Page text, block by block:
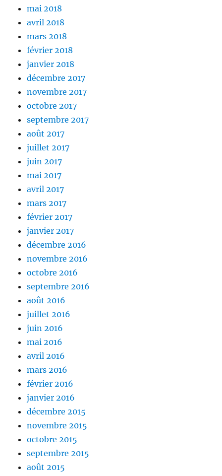
mai 2018
avril 2018
mars 2018
février 2018
janvier 2018
décembre 2017
novembre 2017
octobre 2017
septembre 2017
août 2017
juillet 2017
juin 2017
mai 2017
avril 2017
mars 2017
février 2017
janvier 2017
décembre 2016
novembre 2016
octobre 2016
septembre 2016
août 2016
juillet 2016
juin 2016
mai 2016
avril 2016
mars 2016
février 2016
janvier 2016
décembre 2015
novembre 2015
octobre 2015
septembre 2015
août 2015